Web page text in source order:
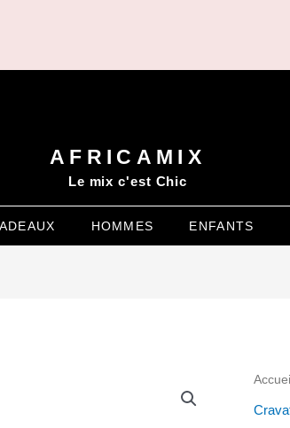
AFRICAMIX
Le mix c'est Chic
HOMMES ENFANTS
Accueil